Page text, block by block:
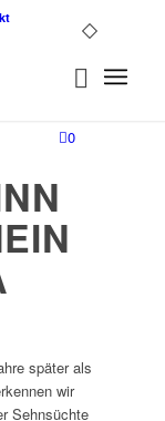
0
später als
wir
Sehnsüchte